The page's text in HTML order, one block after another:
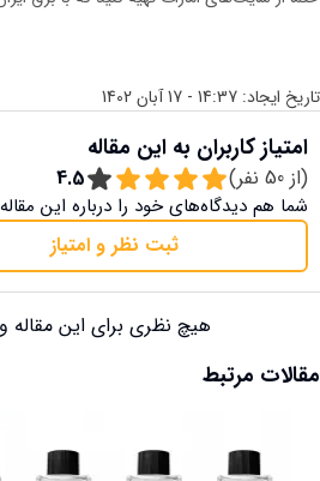
تاریخ ایجاد: 14:37 - 17 آبان 1402
امتیاز کاربران به این مقاله
(از 50 نفر) 4.5
شما هم دیدگاه‌های خود را درباره این
ثبت نظر و امتیاز
هیچ نظری برای این مقاله
مقالات مرتبط